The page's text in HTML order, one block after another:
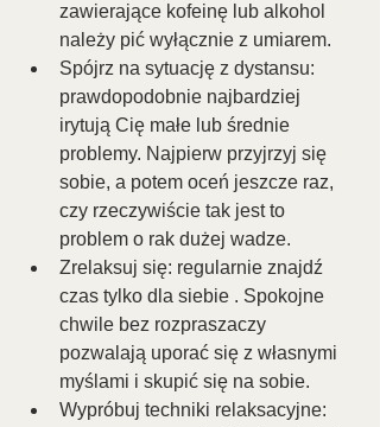
zawierające kofeinę lub alkohol
należy pić wyłącznie z umiarem.
Spójrz na sytuację z dystansu:
prawdopodobnie najbardziej
irytują Cię małe lub średnie
problemy. Najpierw przyjrzyj się
sobie, a potem oceń jeszcze raz,
czy rzeczywiście tak jest to
problem o rak dużej wadze.
Zrelaksuj się: regularnie znajdź
czas tylko dla siebie . Spokojne
chwile bez rozpraszaczy
pozwalają uporać się z własnymi
myślami i skupić się na sobie.
Wypróbuj techniki relaksacyjne: